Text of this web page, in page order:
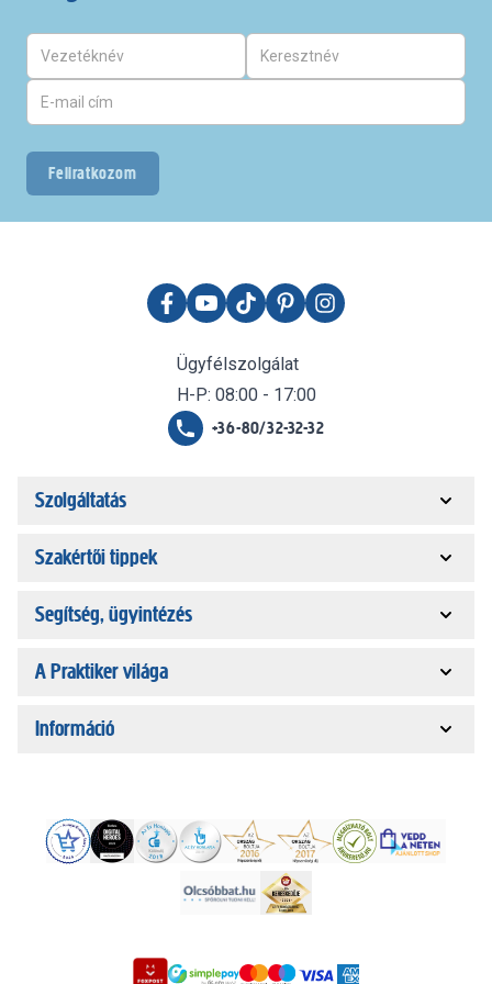
Feliratkozom
Ügyfélszolgálat
H-P: 08:00 - 17:00
+36-80/32-32-32
Szolgáltatás
Szakértői tippek
Segítség, ügyintézés
A Praktiker világa
Információ